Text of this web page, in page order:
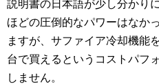
説明書の日本語が少し分かり
ほどの圧倒的なパワーはなか
ますが、サファイア冷却機能
台で買えるというコストパフ
しません。